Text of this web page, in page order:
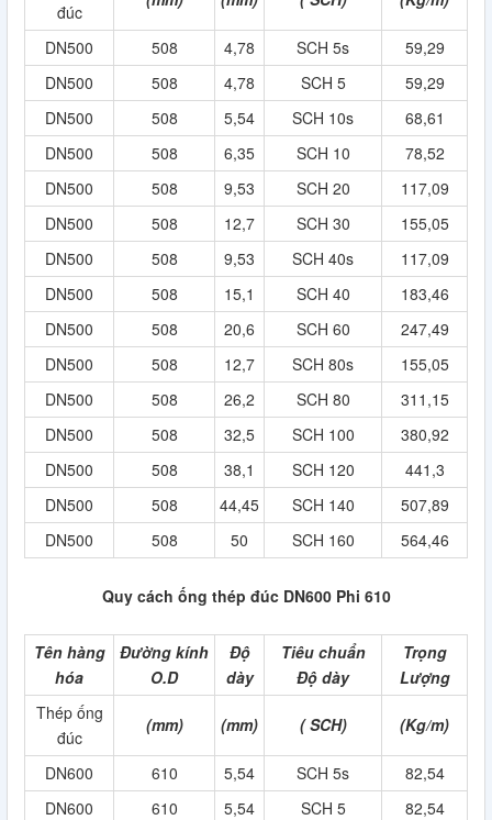
đúc
DN500 508 4,78 SCH 5s
59,29
DN500
508 4,78 SCH 5
59,29
DN500
508 5,54 SCH 10s
68,61
DN500
508 6,35 SCH 10
78,52
DN500
508 9,53 SCH 20
117,09
DN500
508 12,7 SCH 30
155,05
DN500
508 9,53 SCH 40s
117,09
DN500
508 15,1 SCH 40
183,46
DN500
508 20,6 SCH 60
247,49
DN500
508 12,7 SCH 80s
155,05
DN500
508 26,2 SCH 80
311,15
DN500
508 32,5 SCH 100
380,92
DN500
508 38,1 SCH 120
441,3
DN500
508 44,45 SCH 140
507,89
DN500
508 50 SCH 160 564,46
Quy cách ống thép đúc DN600 Phi 610
Tên hàng
hóa
Đường kính
O.D
Độ
dày
Tiêu chuẩn
Độ dày
Trọng
Lượng
Thép ống
đúc
(mm) (mm) ( SCH) (Kg/m)
DN600 610 5,54 SCH 5s
82,54
DN600
610 5,54 SCH 5
82,54